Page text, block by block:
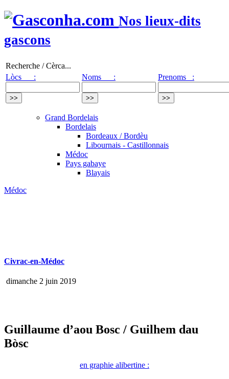
Nos lieux-dits
gascons
Recherche / Cèrca...
Lòcs :
Noms : Prenoms :
Grand Bordelais
Bordelais
Bordeaux / Bordèu
Libournais - Castillonnais
Médoc
Pays gabaye
Blayais
Médoc
Civrac-en-Médoc
dimanche 2 juin 2019
Guillaume d’aou Bosc / Guilhem dau
Bòsc
en graphie alibertine :